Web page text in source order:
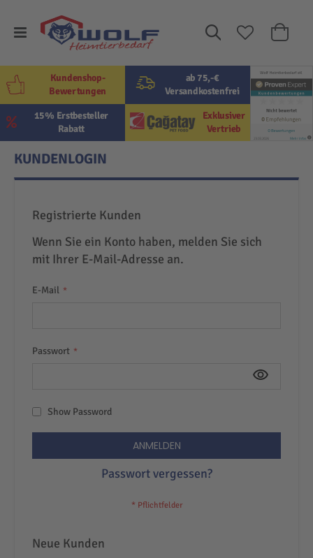
Suche
Mein
ab 75,-€
Versandkostenfrei
Exklusiver
Vertrieb
15% Erstbesteller
Rabatt
Kundenshop-
Bewertungen
KUNDENLOGIN
Registrierte Kunden
Wenn Sie ein Konto haben, melden Sie sich
mit Ihrer E-Mail-Adresse an.
E-Mail
Passwort
Show Password
ANMELDEN
Passwort vergessen?
Neue Kunden